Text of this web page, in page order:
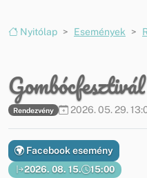
Nyitólap Események
Gombócfesztivál
Rendezvény 2026. 05. 29.
2026. 08. 15. 15:00
Facebook esemény